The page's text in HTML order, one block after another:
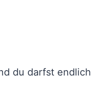
du darfst endlich